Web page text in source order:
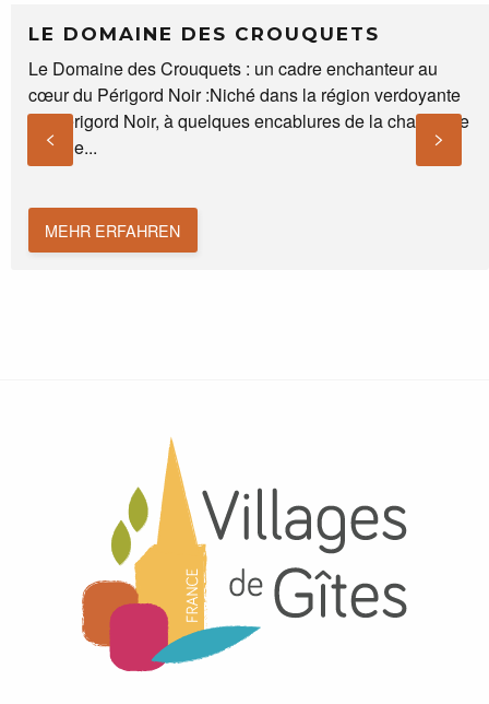
LE DOMAINE DES CROUQUETS
Le Domaine des Crouquets : un cadre enchanteur au
cœur du Périgord Noir :Niché dans la région verdoyante
du Périgord Noir, à quelques encablures de la charmante
ville de...
MEHR ERFAHREN